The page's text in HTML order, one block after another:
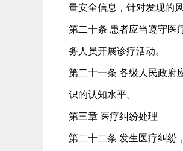
量安全信息，针对发现的
第二十条 患者应当遵守医
务人员开展诊疗活动。
第二十一条 各级人民政府
识的认知水平。
第三章 医疗纠纷处理
第二十二条 发生医疗纠纷